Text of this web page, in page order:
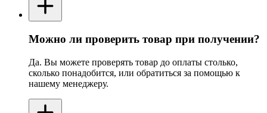
Можно ли проверить товар при получении?
Да. Вы можете проверять товар до оплаты столько,
сколько понадобится, или обратиться за помощью к
нашему менеджеру.